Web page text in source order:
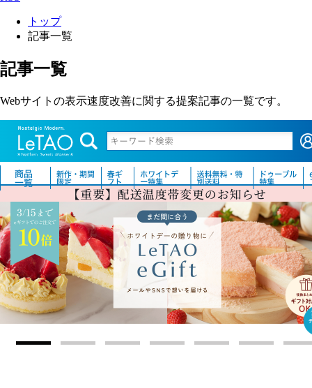
トップ
記事一覧
記事一覧
Webサイトの表示速度改善に関する提案記事の一覧です。